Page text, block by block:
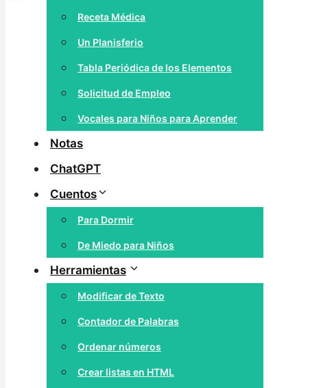
Receta Médica
Un Planisferio
Tabla Periódica de los Elementos
Solicitud de Empleo
Vocales para Niños para Aprender
Notas
ChatGPT
Cuentos
Para Dormir
De Miedo para Niños
Herramientas
Modificar de Texto
Contador de Palabras
Ordenar números
Crear listas en HTML